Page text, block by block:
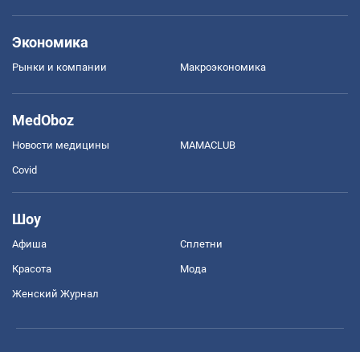
Экономика
Рынки и компании Mакроэкономика
MedOboz
Новости медицины MAMACLUB
Covid
Шоу
Афиша Сплетни
Красота Мода
Женский Журнал